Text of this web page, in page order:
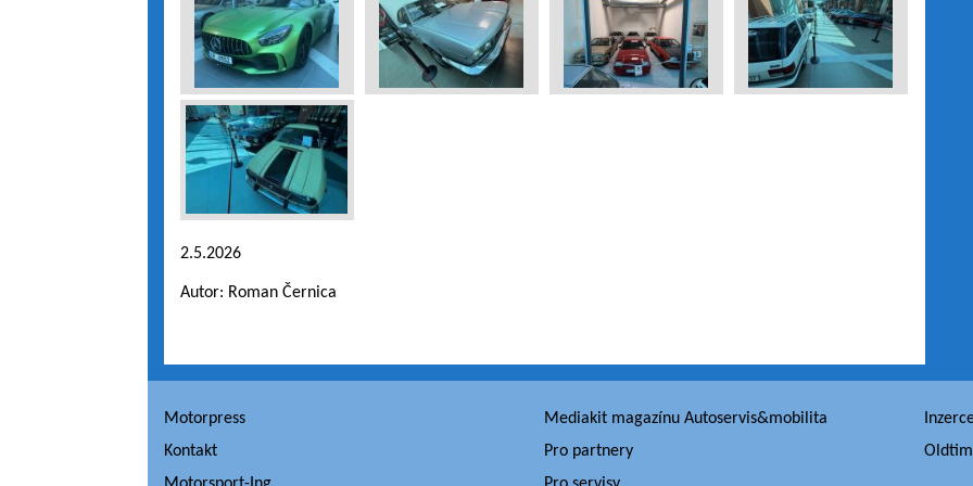
2.5.2026
Autor: Roman Černica
Motorpress Mediakit magazínu Autoservis&mobilita
Kontakt
Pro partnery